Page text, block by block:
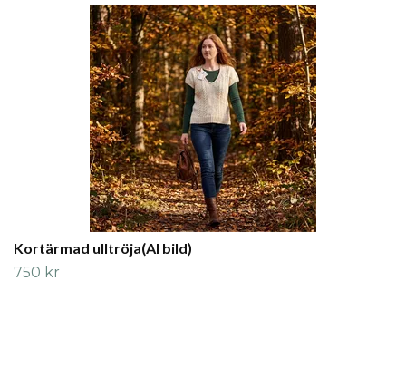
Kortärmad ulltröja(AI bild)
750 kr